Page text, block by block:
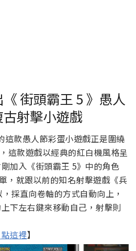
街頭霸王 5 》愚人
射擊小遊戲
這款愚人節彩蛋小遊戲正是圍繞
這款遊戲以經典的紅白機風格呈
加入《街頭霸王 5》中的角色
，就跟以前的知名射擊遊戲《兵
採直向卷軸的方式自動向上，
下左右鍵來移動自己，射擊則
這裡】